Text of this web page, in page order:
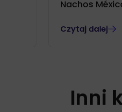
Nachos
Czytaj dalej
Inni